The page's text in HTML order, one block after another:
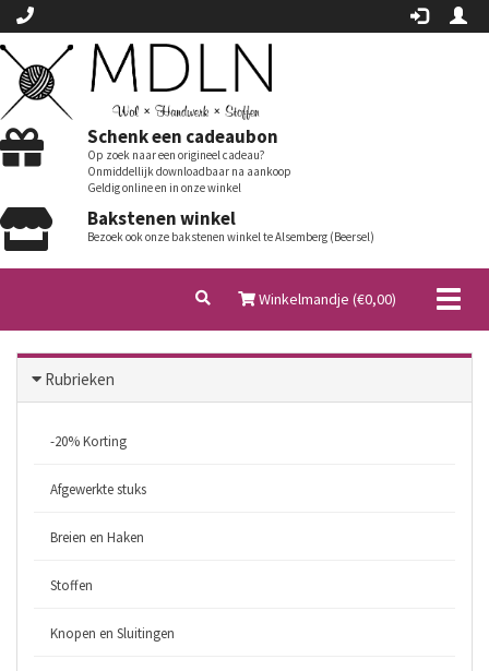
Schenk een cadeaubon
Op zoek naar een origineel cadeau?
Onmiddellijk downloadbaar na aankoop
Geldig online en in onze winkel
Bakstenen winkel
Bezoek ook onze bakstenen winkel te Alsemberg (Beersel)
Winkelmandje (€0,00)
Rubrieken
-20% Korting
Afgewerkte stuks
Breien en Haken
Stoffen
Knopen en Sluitingen